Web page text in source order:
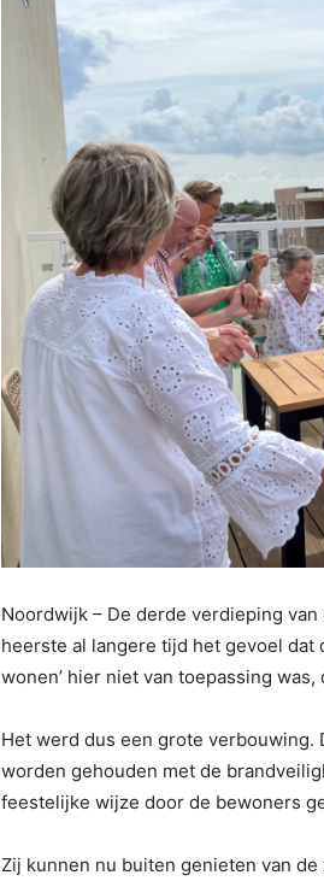
Noordwijk – De derde verdieping
heerste al langere tijd het gevoel dat
wonen’ hier niet van toepassing
Het werd dus een grote verbouwing.
worden gehouden met de
feestelijke wijze door de bewoners
Zij kunnen nu buiten genieten van